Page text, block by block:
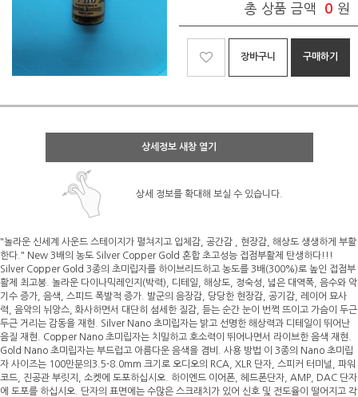
총 상품 금액 0 원
장바구니 구매하기
상세정보 새창 열기
상세 정보를 확대해 보실 수 있습니다.
"놀라운 신세계 사운드 스테이지가 펼쳐지고 입체감, 공간감 , 현장감, 해상도 생생하게 부활
한다." New 3배의 농도 Silver Copper Gold 혼합 초고성능 접점부활제 탄생하다!!!
Silver Copper Gold 3종의 초미립자를 하이브리드하고 농도를 3배(300%)로 높인 접점부
활제 최고봉. 놀라운 다이나믹레인지(박력), 디테일, 해상도, 정숙성, 넓은 대역폭, 음수와 악
기수 증가, 음색, 스피드 폭발적 증가. 발군의 음장감, 당당한 현장감, 공기감, 레이어 묘사
력, 음악의 뉘앙스, 화사하면서 대단히 섬세한 질감, 듣는 순간 눈이 번쩍 뜨이고 가슴이 두근
두근 거리는 감동을 재현. Silver Nano 초미립자는 밝고 선명한 해상력과 디테일이 뛰어난
음질 재현. Copper Nano 초미립자는 치밀하고 호소력이 뛰어나면서 라이브한 음색 재현.
Gold Nano 초미립자는 부드럽고 아름다운 음색을 겸비. 사용 방법 이 3종의 Nano 초미립
자 사이즈는 100만분의3.5-8.0mm 크기로 오디오의 RCA, XLR 단자, 스피커 터미널, 파워
코드, 진공관 부릿지, 소켓에 도포하십시오. 하이엔드 이어폰, 헤드폰단자, AMP, DAC 단자
에 도포를 하십시오. 단자의 표면에는 수많은 스크래치가 있어 신호 및 전도율이 떨어지고 각